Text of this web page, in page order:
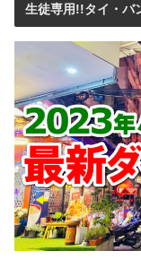
生徒専用!!タイ・バ